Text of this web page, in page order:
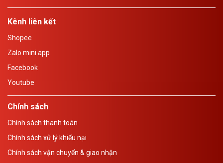
Kênh liên kết
Shopee
Zalo mini app
Facebook
Youtube
Chính sách
Chính sách thanh toán
Chính sách xử lý khiếu nại
Chính sách vận chuyển & giao nhận